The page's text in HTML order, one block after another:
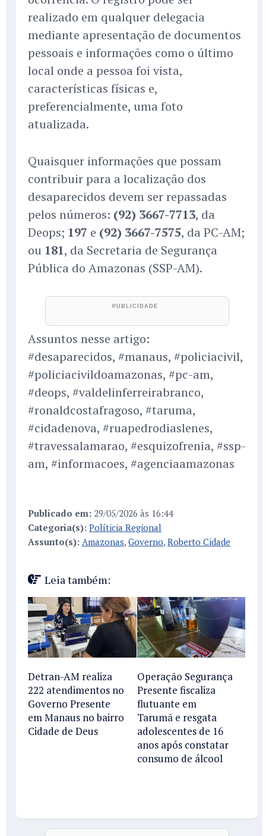
realizado em qualquer delegacia
mediante apresentação de documentos
pessoais e informações como o último
local onde a pessoa foi vista,
características físicas e,
preferencialmente, uma foto
atualizada.
Quaisquer informações que possam
contribuir para a localização dos
desaparecidos devem ser repassadas
pelos números: (92) 3667-7713, da
Deops; 197 e (92) 3667-7575, da PC-AM;
ou 181, da Secretaria de Segurança
Pública do Amazonas (SSP-AM).
Assuntos nesse artigo:
#desaparecidos, #manaus, #policiacivil,
#policiacivildoamazonas, #pc-am,
#deops, #valdelinferreirabranco,
#ronaldcostafragoso, #taruma,
#cidadenova, #ruapedrodiaslenes,
#travessalamarao, #esquizofrenia, #ssp-
am, #informacoes, #agenciaamazonas
Publicado em: 29/05/2026 às 16:44
Categoria(s): Políticia Regional
Assunto(s): Amazonas, Governo, Roberto Cidade
Leia também:
Detran-AM realiza
222 atendimentos no
Governo Presente
em Manaus no bairro
Cidade de Deus
Operação Segurança
Presente fiscaliza
flutuante em
Tarumã e resgata
adolescentes de 16
anos após constatar
consumo de álcool